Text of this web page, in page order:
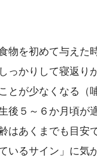
物を初めて与えた
っかりして寝返り
とが少なくなる（
後５～６か月頃が
はあくまでも目安
いるサイン」に気